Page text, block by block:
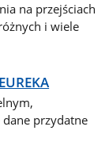
na przejściach
i wiele
przydatne